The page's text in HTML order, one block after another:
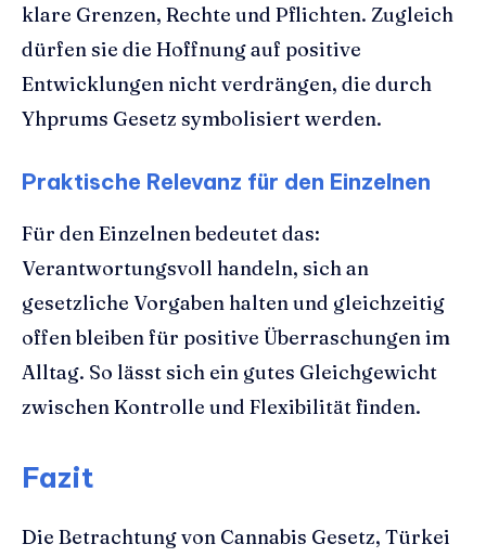
klare Grenzen, Rechte und Pflichten. Zugleich
dürfen sie die Hoffnung auf positive
Entwicklungen nicht verdrängen, die durch
Yhprums Gesetz symbolisiert werden.
Praktische Relevanz für den Einzelnen
Für den Einzelnen bedeutet das:
Verantwortungsvoll handeln, sich an
gesetzliche Vorgaben halten und gleichzeitig
offen bleiben für positive Überraschungen im
Alltag. So lässt sich ein gutes Gleichgewicht
zwischen Kontrolle und Flexibilität finden.
Fazit
Die Betrachtung von Cannabis Gesetz, Türkei